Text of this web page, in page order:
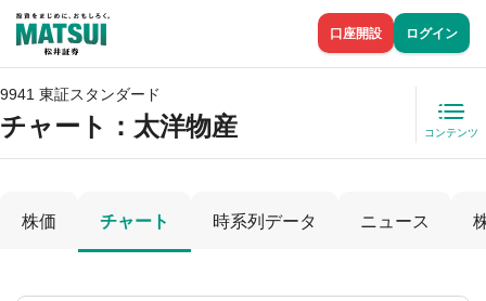
口座開設 ログイン
9941 東証スタンダード
チャート： 太洋物産 コンテンツ
株価 チャート 時系列データ ニュース